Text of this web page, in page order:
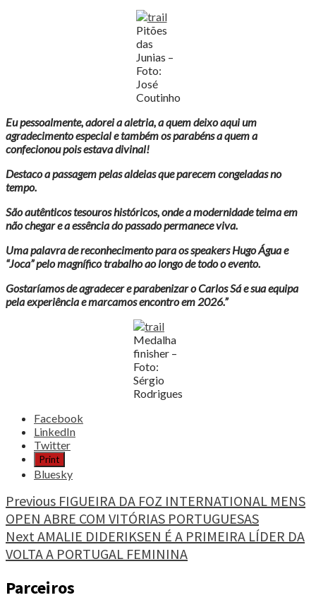
Pitões
das
Junias –
Foto:
José
Coutinho
Eu pessoalmente, adorei a aletria, a quem deixo aqui um
agradecimento especial e também os parabéns a quem a
confecionou pois estava divinal!
Destaco a passagem pelas aldeias que parecem congeladas no
tempo.
São autênticos tesouros históricos, onde a modernidade teima em
não chegar e a essência do passado permanece viva.
Uma palavra de reconhecimento para os speakers Hugo Água e
“Joca” pelo magnífico trabalho ao longo de todo o evento.
Gostaríamos de agradecer e parabenizar o Carlos Sá e sua equipa
pela experiência e marcamos encontro em 2026.”
Medalha
finisher –
Foto:
Sérgio
Rodrigues
Share
post
"TRAIL
QUE
UM
DESAFIO
E
CONTINUA
A
SURPREENDER"
Facebook
LinkedIn
Twitter
Print
Bluesky
Continue
Reading
Previous FIGUEIRA DA FOZ INTERNATIONAL MENS
OPEN ABRE COM VITÓRIAS PORTUGUESAS
NextAMALIE DIDERIKSEN É A PRIMEIRA LÍDER DA
VOLTA A PORTUGAL FEMININA
Parceiros